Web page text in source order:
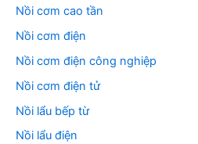
Nồi cơm cao tần
Nồi cơm điện
Nồi cơm điện công nghiệp
Nồi cơm điện tử
Nồi lẩu bếp từ
Nồi lẩu điện